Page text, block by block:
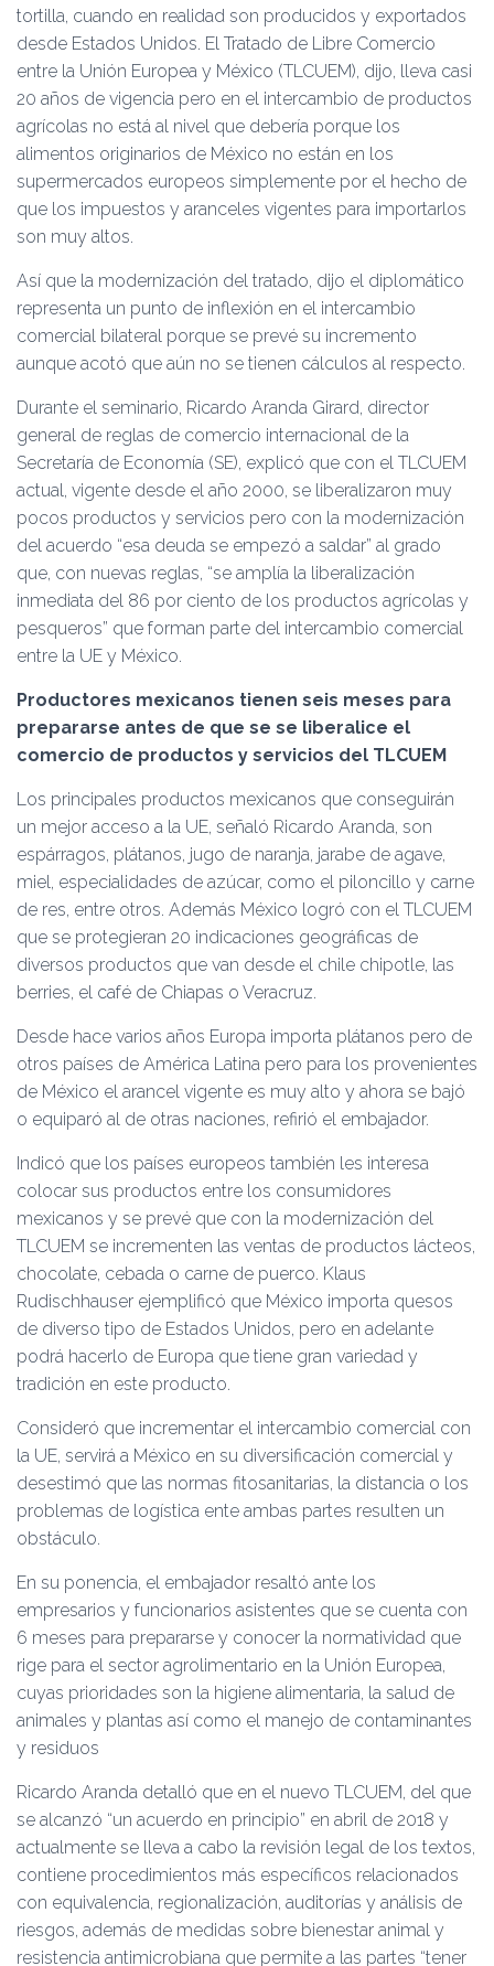
tortilla, cuando en realidad son producidos y exportados
desde Estados Unidos. El Tratado de Libre Comercio
entre la Unión Europea y México (TLCUEM), dijo, lleva casi
20 años de vigencia pero en el intercambio de productos
agrícolas no está al nivel que debería porque los
alimentos originarios de México no están en los
supermercados europeos simplemente por el hecho de
que los impuestos y aranceles vigentes para importarlos
son muy altos.
Así que la modernización del tratado, dijo el diplomático
representa un punto de inflexión en el intercambio
comercial bilateral porque se prevé su incremento
aunque acotó que aún no se tienen cálculos al respecto.
Durante el seminario, Ricardo Aranda Girard, director
general de reglas de comercio internacional de la
Secretaría de Economía (SE), explicó que con el TLCUEM
actual, vigente desde el año 2000, se liberalizaron muy
pocos productos y servicios pero con la modernización
del acuerdo “esa deuda se empezó a saldar” al grado
que, con nuevas reglas, “se amplía la liberalización
inmediata del 86 por ciento de los productos agrícolas y
pesqueros” que forman parte del intercambio comercial
entre la UE y México.
Productores mexicanos tienen seis meses para
prepararse antes de que se se liberalice el
comercio de productos y servicios del TLCUEM
Los principales productos mexicanos que conseguirán
un mejor acceso a la UE, señaló Ricardo Aranda, son
espárragos, plátanos, jugo de naranja, jarabe de agave,
miel, especialidades de azúcar, como el piloncillo y carne
de res, entre otros. Además México logró con el TLCUEM
que se protegieran 20 indicaciones geográficas de
diversos productos que van desde el chile chipotle, las
berries, el café de Chiapas o Veracruz.
Desde hace varios años Europa importa plátanos pero de
otros países de América Latina pero para los provenientes
de México el arancel vigente es muy alto y ahora se bajó
o equiparó al de otras naciones, refirió el embajador.
Indicó que los países europeos también les interesa
colocar sus productos entre los consumidores
mexicanos y se prevé que con la modernización del
TLCUEM se incrementen las ventas de productos lácteos,
chocolate, cebada o carne de puerco. Klaus
Rudischhauser ejemplificó que México importa quesos
de diverso tipo de Estados Unidos, pero en adelante
podrá hacerlo de Europa que tiene gran variedad y
tradición en este producto.
Consideró que incrementar el intercambio comercial con
la UE, servirá a México en su diversificación comercial y
desestimó que las normas fitosanitarias, la distancia o los
problemas de logística ente ambas partes resulten un
obstáculo.
En su ponencia, el embajador resaltó ante los
empresarios y funcionarios asistentes que se cuenta con
6 meses para prepararse y conocer la normatividad que
rige para el sector agrolimentario en la Unión Europea,
cuyas prioridades son la higiene alimentaria, la salud de
animales y plantas así como el manejo de contaminantes
y residuos
Ricardo Aranda detalló que en el nuevo TLCUEM, del que
se alcanzó “un acuerdo en principio” en abril de 2018 y
actualmente se lleva a cabo la revisión legal de los textos,
contiene procedimientos más específicos relacionados
con equivalencia, regionalización, auditorías y análisis de
riesgos, además de medidas sobre bienestar animal y
resistencia antimicrobiana que permite a las partes “tener